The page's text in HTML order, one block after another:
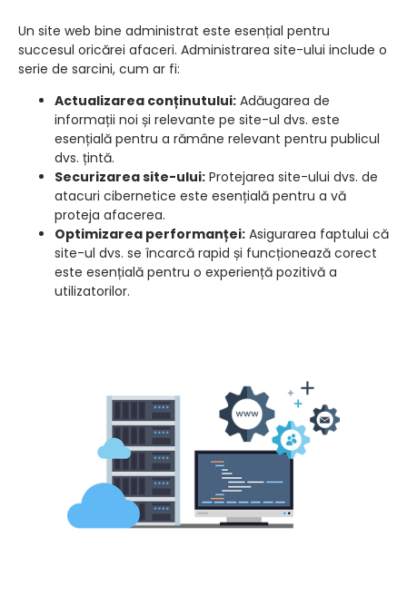
Un site web bine administrat este esențial pentru
succesul oricărei afaceri. Administrarea site-ului include o
serie de sarcini, cum ar fi:
Actualizarea conținutului: Adăugarea de
informații noi și relevante pe site-ul dvs. este
esențială pentru a rămâne relevant pentru publicul
dvs. țintă.
Securizarea site-ului: Protejarea site-ului dvs. de
atacuri cibernetice este esențială pentru a vă
proteja afacerea.
Optimizarea performanței: Asigurarea faptului că
site-ul dvs. se încarcă rapid și funcționează corect
este esențială pentru o experiență pozitivă a
utilizatorilor.